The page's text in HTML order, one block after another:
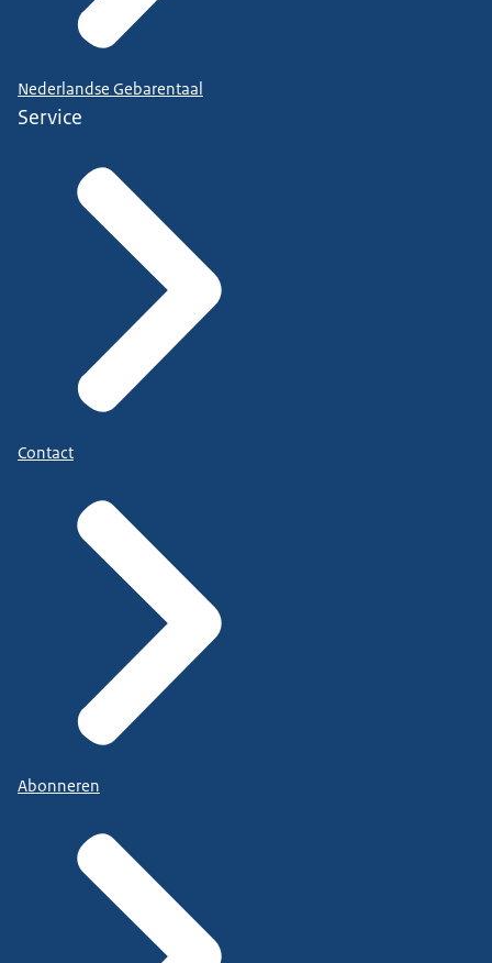
Nederlandse Gebarentaal
Service
Contact
Abonneren